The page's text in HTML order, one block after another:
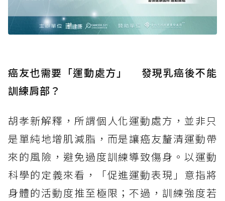
癌友也需要「運動處方」 發現乳癌後不能
訓練肩部？
胡孝新解釋，所謂個人化運動處方，並非只
是單純地增肌減脂，而是讓癌友釐清運動帶
來的風險，避免過度訓練導致傷身。以運動
科學的定義來看，「促進運動表現」意指將
身體的活動度推至極限；不過，訓練強度若